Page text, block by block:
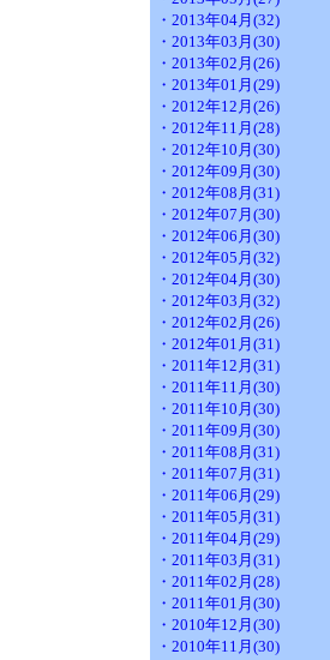
・2013年04月(32)
・2013年03月(30)
・2013年02月(26)
・2013年01月(29)
・2012年12月(26)
・2012年11月(28)
・2012年10月(30)
・2012年09月(30)
・2012年08月(31)
・2012年07月(30)
・2012年06月(30)
・2012年05月(32)
・2012年04月(30)
・2012年03月(32)
・2012年02月(26)
・2012年01月(31)
・2011年12月(31)
・2011年11月(30)
・2011年10月(30)
・2011年09月(30)
・2011年08月(31)
・2011年07月(31)
・2011年06月(29)
・2011年05月(31)
・2011年04月(29)
・2011年03月(31)
・2011年02月(28)
・2011年01月(30)
・2010年12月(30)
・2010年11月(30)